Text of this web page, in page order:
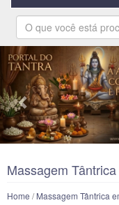
Previous
Massagem
Home /Massagem Tântrica